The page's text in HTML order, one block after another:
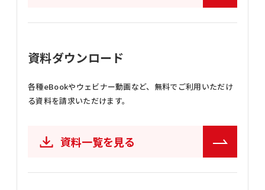
資料ダウンロード
各種eBookやウェビナー動画など、 無料でご利用いただけ
る資料を請求いただけます。
資料一覧を見る